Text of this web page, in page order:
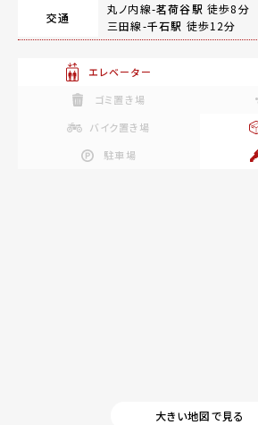
交通
丸ノ内線-茗荷谷駅 徒歩8分
三田線-千石駅 徒歩12分
エレベーター
ゴミ置き場
バイク置き場
駐車場
大きい地図で見る